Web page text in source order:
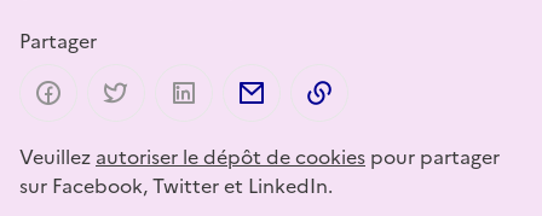
Partager
Partager sur Facebook
Partager sur Twitter
Partager sur LinkedIn
Partager par email
Veuillez autoriser le dépôt de cookies pour partager
sur Facebook, Twitter et LinkedIn.